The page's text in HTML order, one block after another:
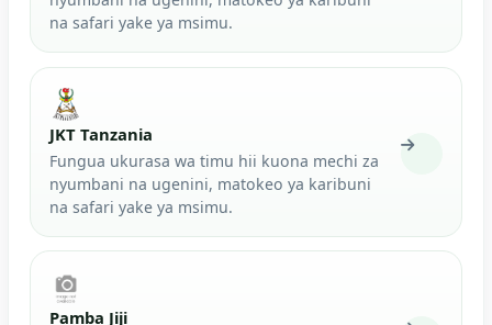
na safari yake ya msimu.
JKT Tanzania
Fungua ukurasa wa timu hii kuona mechi za
nyumbani na ugenini, matokeo ya karibuni
na safari yake ya msimu.
Pamba Jiji